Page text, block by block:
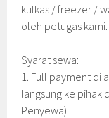
kulkas / freezer /
oleh petugas kami.
Syarat sewa:
1. Full payment di
langsung ke pihak
Penyewa)